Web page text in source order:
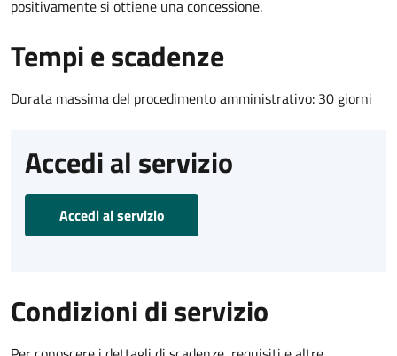
positivamente si ottiene una concessione.
Tempi e scadenze
Durata massima del procedimento amministrativo: 30 giorni
Accedi al servizio
Accedi al servizio
Condizioni di servizio